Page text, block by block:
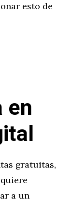
esto de
en
gratuitas,
a un